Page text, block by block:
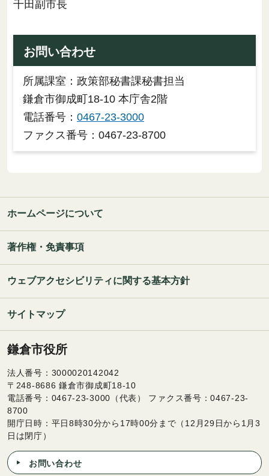
千田副市長
お問い合わせ
所属課室：政策部秘書課秘書担当
鎌倉市御成町18-10 本庁舎2階
電話番号： 0467-23-3000
ファクス番号：0467-23-8700
ホームページについて
著作権・免責事項
ウェブアクセシビリティに関する基本方針
サイトマップ
鎌倉市役所
法人番号：3000020142042
〒248-8686 鎌倉市御成町18-10
電話番号：0467-23-3000（代表） ファクス番号：0467-23-
8700
開庁日時：平日8時30分から17時00分まで（12月29日から1月3
日は閉庁）
お問い合わせ